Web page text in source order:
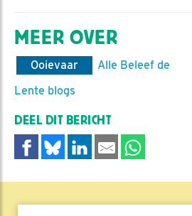
MEER OVER
Ooievaar
Alle Beleef de
Lente blogs
DEEL DIT BERICHT